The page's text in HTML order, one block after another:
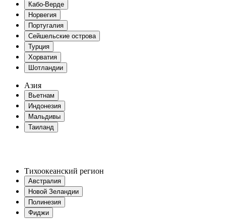
Кабо-Верде
Норвегия
Португалия
Сейшельские острова
Турция
Хорватия
Шотландии
Азия
Вьетнам
Индонезия
Мальдивы
Таиланд
Тихоокеанский регион
Австралия
Новой Зеландии
Полинезия
Фиджи